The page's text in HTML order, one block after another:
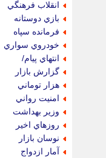
انقلاب فرهنگي
بازي دوستانه
فرمانده سپاه
خودروي سواري
انتهاي پيام/
گزارش بازار
هزار توماني
امنيت رواني
وزير بهداشت
روزهاي اخير
نوسان بازار
آمار ازدواج